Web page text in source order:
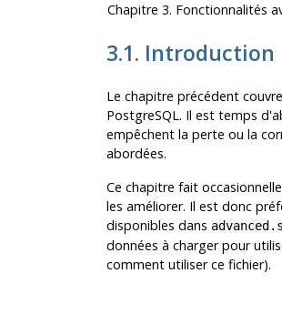
Chapitre 3. Fonctionnalités
3.1. Introduction
Le chapitre précédent
PostgreSQL. Il est temps
empêchent la perte ou la
abordées.
Ce chapitre fait
les améliorer. Il est donc
disponibles dans
données à charger pour
comment utiliser ce fichier).